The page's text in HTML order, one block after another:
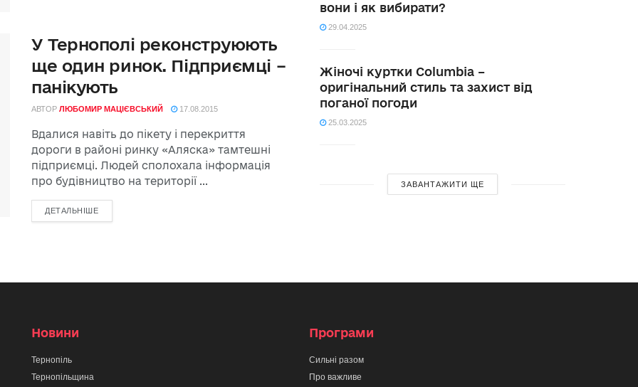
У Тернополі реконструюють
ще один ринок. Підприємці –
панікують
АВТОР ЛЮБОМИР МАЦІЄВСЬКИЙ 17.08.2015
Вдалися навіть до пікету і перекриття
дороги в районі ринку «Аляска» тамтешні
підприємці. Людей сполохала інформація
про будівництво на території ...
ДЕТАЛЬНІШЕ
вони і як вибирати?
29.04.2025
Жіночі куртки Columbia –
оригінальний стиль та захист від
поганої погоди
25.03.2025
ЗАВАНТАЖИТИ ЩЕ
Новини
Тернопіль
Тернопільщина
Програми
Сильні разом
Про важливе